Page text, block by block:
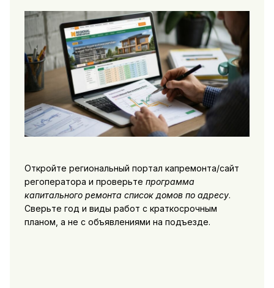
Откройте региональный портал капремонта/сайт
регоператора и проверьте программа
капитального ремонта список домов по адресу.
Сверьте год и виды работ с краткосрочным
планом, а не с объявлениями на подъезде.